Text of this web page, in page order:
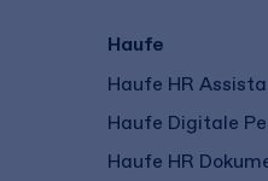
Haufe
Haufe HR
Haufe Digitale
Haufe HR